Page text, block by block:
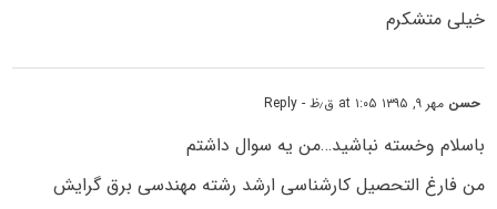
خیلی متشکرم
حسن مهر ۹, ۱۳۹۵ at ۱:۰۵ ق٫ظ - Reply
باسلام وخسته نباشید…من یه سوال داشتم
من فارغ التحصیل کارشناسی ارشد رشته مهندسی برق گرایش